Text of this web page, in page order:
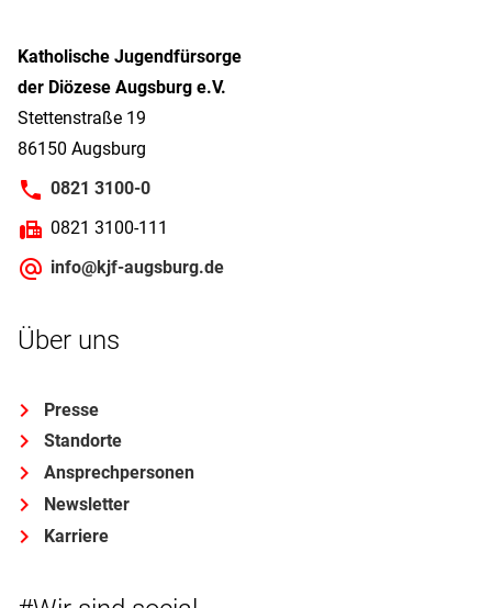
Katholische Jugendfürsorge
der Diözese Augsburg e.V.
Stettenstraße 19
86150 Augsburg
0821 3100-0
0821 3100-111
info@kjf-augsburg.de
Über uns
Presse
Standorte
Ansprechpersonen
Newsletter
Karriere